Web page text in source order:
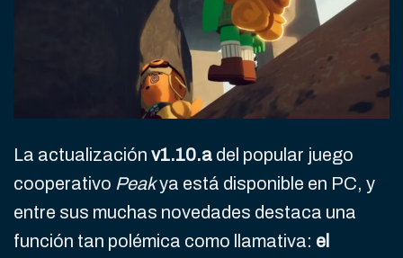
La actualización v1.10.a del popular juego
cooperativo Peakya está disponible en PC, y
entre sus muchas novedades destaca una
función tan polémica como llamativa: el